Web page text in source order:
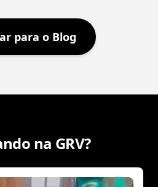
para o Blog
na GRV?